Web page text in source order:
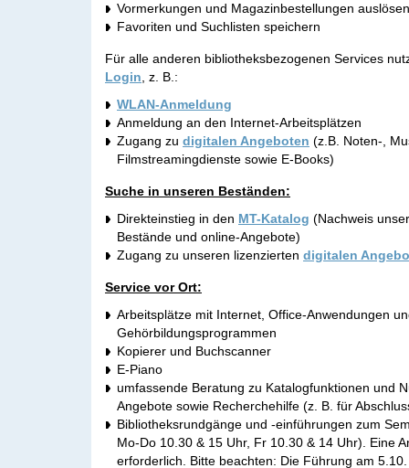
Vormerkungen und Magazinbestellungen auslösen
Favoriten und Suchlisten speichern
Für alle anderen bibliotheksbezogenen Services
Login , z. B.:
WLAN-Anmeldung
Anmeldung an den Internet-Arbeitsplätzen
Zugang zu digitalen Angeboten (z.B. Noten-,
Filmstreamingdienste sowie E-Books)
Suche in unseren Beständen:
Direkteinstieg in den MT-Katalog (Nachweis
Bestände und online-Angebote)
Zugang zu unseren lizenzierten digitalen
Service vor Ort:
Arbeitsplätze mit Internet, Office-Anwendungen
Gehörbildungsprogrammen
Kopierer und Buchscanner
E-Piano
umfassende Beratung zu Katalogfunktionen und
Angebote sowie Recherchehilfe (z. B. für
Bibliotheksrundgänge und -einführungen zum
Mo-Do 10.30 & 15 Uhr, Fr 10.30 & 14 Uhr). Eine
erforderlich. Bitte beachten: Die Führung am